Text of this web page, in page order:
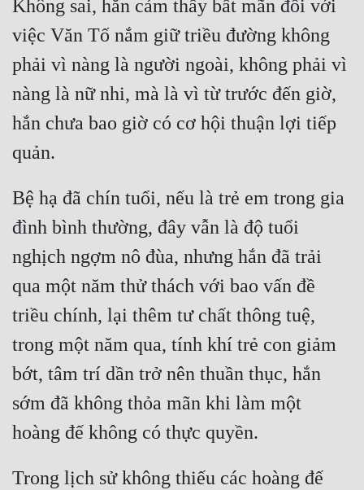
Không sai, hắn cảm thấy bất mãn đối với
việc Văn Tố nắm giữ triều đường không
phải vì nàng là người ngoài, không phải vì
nàng là nữ nhi, mà là vì từ trước đến giờ,
hắn chưa bao giờ có cơ hội thuận lợi tiếp
Bệ hạ đã chín tuổi, nếu là trẻ em trong gia
đình bình thường, đây vẫn là độ tuổi
nghịch ngợm nô đùa, nhưng hắn đã trải
qua một năm thử thách với bao vấn đề
triều chính, lại thêm tư chất thông tuệ,
trong một năm qua, tính khí trẻ con giảm
bớt, tâm trí dần trở nên thuần thục, hắn
sớm đã không thỏa mãn khi làm một
Trong lịch sử không thiếu các hoàng đế